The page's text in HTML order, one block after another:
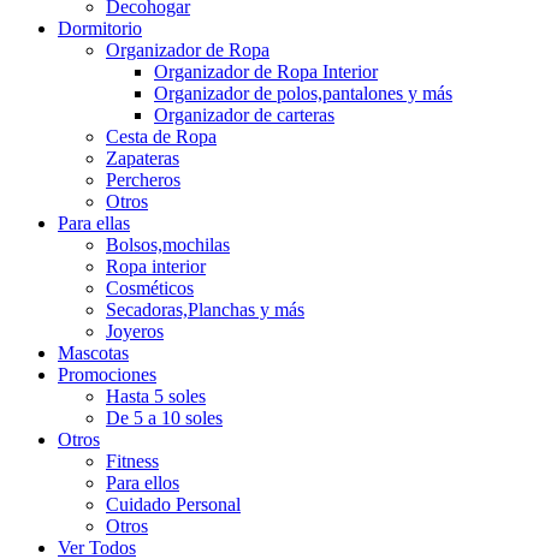
Decohogar
Dormitorio
Organizador de Ropa
Organizador de Ropa Interior
Organizador de polos,pantalones y más
Organizador de carteras
Cesta de Ropa
Zapateras
Percheros
Otros
Para ellas
Bolsos,mochilas
Ropa interior
Cosméticos
Secadoras,Planchas y más
Joyeros
Mascotas
Promociones
Hasta 5 soles
De 5 a 10 soles
Otros
Fitness
Para ellos
Cuidado Personal
Otros
Ver Todos